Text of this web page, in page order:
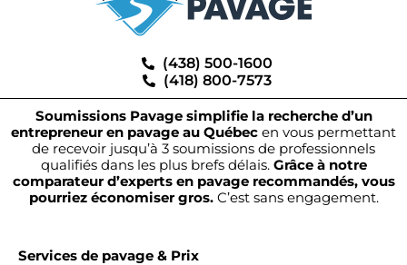
(438) 500-1600
(418) 800-7573
Soumissions Pavage simplifie la recherche d’un
entrepreneur en pavage au Québec en vous permettant
de recevoir jusqu’à 3 soumissions de professionnels
qualifiés dans les plus brefs délais. Grâce à notre
comparateur d’experts en pavage recommandés, vous
pourriez économiser gros.C’est sans engagement.
Services de pavage & Prix